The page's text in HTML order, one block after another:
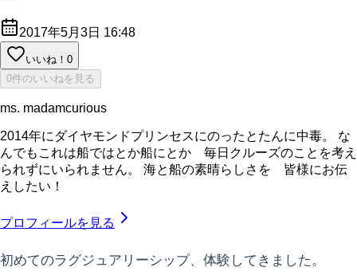
2017年5月3日 16:48
いいね！ 0
0件のいいねを見る
ms. madamcurious
2014年にダイヤモンドプリンセスにのったとたんに中毒。 な
んでもこれは船ではとか船にとか 毎日クルーズのことを考え
られずにいられません。 海と船の素晴らしさを 皆様にお伝
えしたい！
プロフィールを見る
初めてのラグジュアリーシップ、体験してきました。